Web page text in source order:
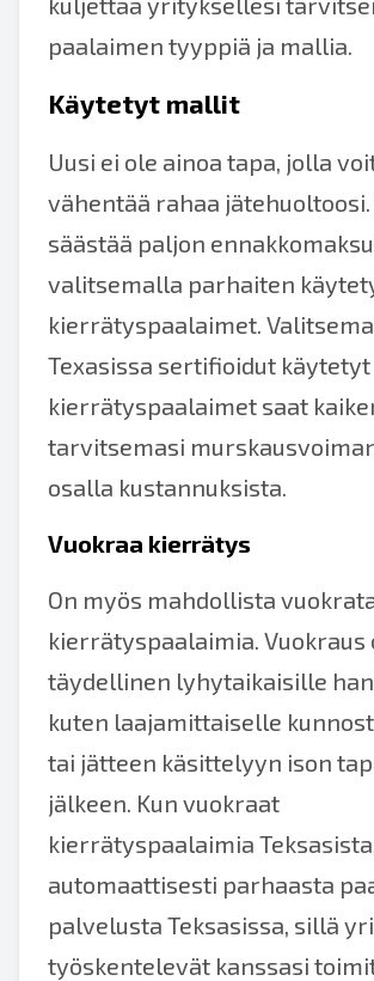
paalaimen tyyppiä ja mallia.
Käytetyt mallit
Uusi ei ole ainoa tapa, jolla
vähentää rahaa jätehuoltoosi.
säästää paljon
valitsemalla parhaiten
kierrätyspaalaimet.
Texasissa sertifioidut käytetyt
kierrätyspaalaimet saat
tarvitsemasi
osalla kustannuksista.
Vuokraa kierrätys
On myös mahdollista
kierrätyspaalaimia. Vuokraus
täydellinen lyhytaikaisille
kuten laajamittaiselle
tai jätteen käsittelyyn ison
jälkeen. Kun vuokraat
kierrätyspaalaimia
automaattisesti parhaasta
palvelusta Teksasissa, sillä
työskentelevät kanssasi